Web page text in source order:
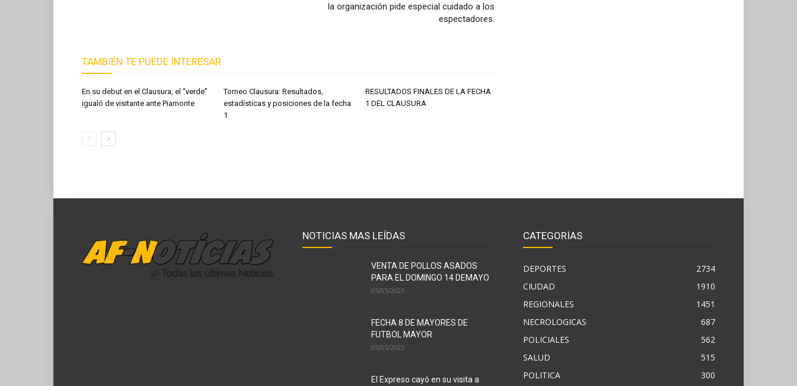
la organización pide especial cuidado a los
espectadores.
TAMBIÉN TE PUEDE INTERESAR
En su debut en el Clausura, el “verde”
igualó de visitante ante Piamonte
Torneo Clausura: Resultados,
estadísticas y posiciones de la fecha
1
RESULTADOS FINALES DE LA FECHA
1 DEL CLAUSURA
NOTICIAS MAS LEÍDAS
VENTA DE POLLOS ASADOS
PARA EL DOMINGO 14 DEMAYO
05/05/2023
FECHA 8 DE MAYORES DE
FUTBOL MAYOR
05/05/2023
El Expreso cayó en su visita a
CATEGORÍAS
DEPORTES
2734
CIUDAD
1910
REGIONALES
1451
NECROLOGICAS
687
POLICIALES
562
SALUD
515
POLITICA
300